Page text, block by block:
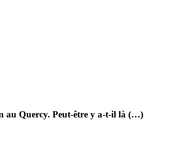
au Quercy. Peut-être y a-t-il là (…)